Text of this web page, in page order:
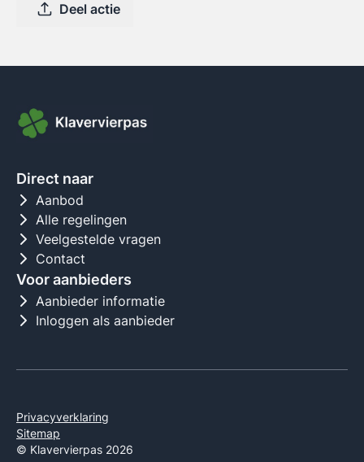
Deel actie
Direct naar
Aanbod
Alle regelingen
Veelgestelde vragen
Contact
Voor aanbieders
Aanbieder informatie
Inloggen als aanbieder
Privacyverklaring
Sitemap
© Klavervierpas 2026